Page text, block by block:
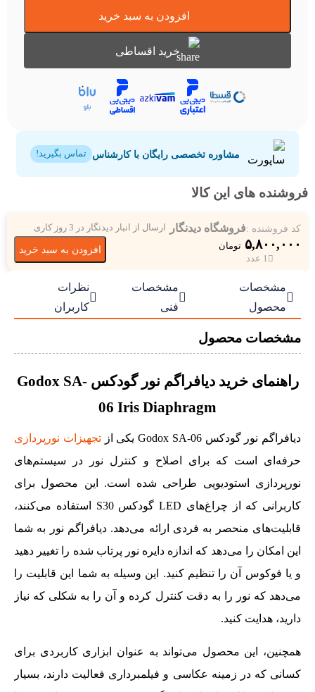
افزودن به سبد خرید
خرید اقساطی
مشاوره تخصصی رایگان با کارشناس تماس بگیرید!
فروشنده های این کالا
کد فروشنده :فروشگاه دیدنگار ارسال از انبار دیدنگار در 3 روز کاری
۵,۸۰۰,۰۰۰ تومان
1 عدد
افزودن به سبد خرید

مشخصات
محصول

مشخصات
فنی

نظرات
کاربران
مشخصات محصول
راهنمای خرید دیافراگم نور گودکس Godox SA-
06 Iris Diaphragm
دیافراگم نور گودکس Godox SA-06 یکی از
تجهیزات نورپردازی
حرفه‌ای است که برای اصلاح و کنترل نور در سیستم‌های
نورپردازی استودیویی طراحی شده است. این محصول برای
کاربرانی که از چراغ‌های LED گودکس S30 استفاده می‌کنند،
قابلیت‌های منحصر به فردی ارائه می‌دهد. دیافراگم نور به شما
این امکان را می‌دهد که اندازه دایره نور پرتاب شده را تغییر دهید
و یا فوکوس آن را تنظیم کنید. این وسیله به شما این قابلیت را
می‌دهد که نور را به دقت کنترل کرده و آن را به شکلی که نیاز
دارید، هدایت کنید.
همچنین، این محصول می‌تواند به عنوان ابزاری کاربردی برای
کسانی که در زمینه عکاسی و فیلمبرداری فعالیت دارند، بسیار